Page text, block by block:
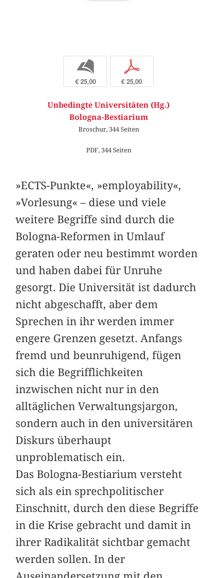
b
€ 25,00
p
€ 25,00
Unbedingte Universitäten (Hg.)
Bologna-Bestiarium
Broschur, 344 Seiten
PDF, 344 Seiten
»ECTS-Punkte«, »employability«,
»Vorlesung« – diese und viele
weitere Begriffe sind durch die
Bologna-Reformen in Umlauf
geraten oder neu bestimmt worden
und haben dabei für Unruhe
gesorgt. Die Universität ist dadurch
nicht abgeschafft, aber dem
Sprechen in ihr werden immer
engere Grenzen gesetzt. Anfangs
fremd und beunruhigend, fügen
sich die Begrifflichkeiten
inzwischen nicht nur in den
alltäglichen Verwaltungsjargon,
sondern auch in den universitären
Diskurs überhaupt
unproblematisch ein.
Das Bologna-Bestiarium versteht
sich als ein sprechpolitischer
Einschnitt, durch den diese Begriffe
in die Krise gebracht und damit in
ihrer Radikalität sichtbar gemacht
werden sollen. In der